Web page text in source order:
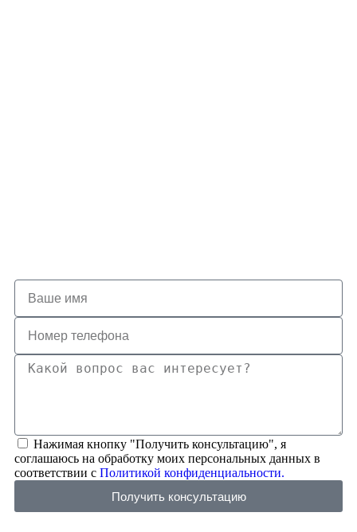
Нажимая кнопку "Получить консультацию", я
соглашаюсь на обработку моих персональных данных в
соответствии с Политикой конфиденциальности.
Получить консультацию